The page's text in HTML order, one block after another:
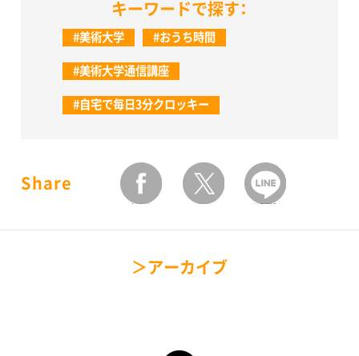
キーワードで探す：
#美術大学 #おうち時間
#美術大学通信講座
#自宅で毎日3分クロッキー
Share
facebook twitter LINEで送る
アーカイブ